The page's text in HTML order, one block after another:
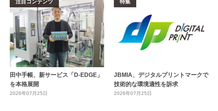
注目コンテンツ
田中手帳、新サービス「D-EDGE」
を本格展開
2026年07月25日
特集
JBMIA、デジタルプリントマークで
技術的な環境適性を訴求
2026年07月25日